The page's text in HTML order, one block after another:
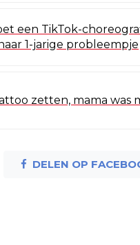
een TikTok-
1-jarige probleempje
zetten, mama was
DELEN OP